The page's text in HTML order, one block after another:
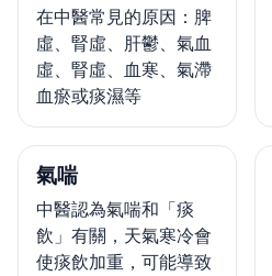
在中醫常見的原因：脾
虛、腎虛、肝鬱、氣血
虛、腎虛、血寒、氣滯
血瘀或痰濕等
氣喘
中醫認為氣喘和「痰
飲」有關，天氣寒冷會
使痰飲加重，可能導致